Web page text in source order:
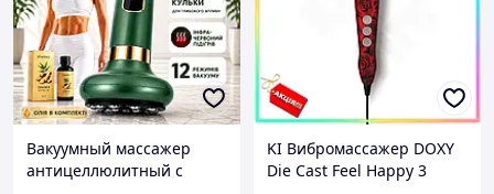
Вакуумный массажер
антицеллюлитный с
KI Вибромассажер DOXY
Die Cast Feel Happy 3